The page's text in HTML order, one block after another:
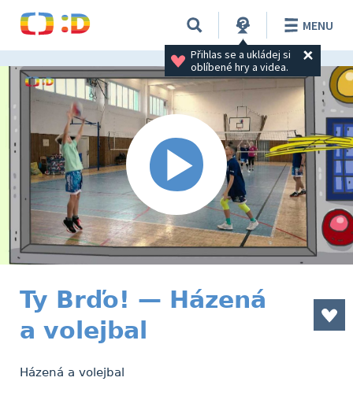
Přihlas se a ukládej si
oblíbené hry a videa.
MENU
Ty Brďo! — Házená
a volejbal
Házená a volejbal